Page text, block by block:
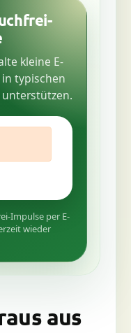
kleine E-
typischen
Impulse per E-
wieder
aus